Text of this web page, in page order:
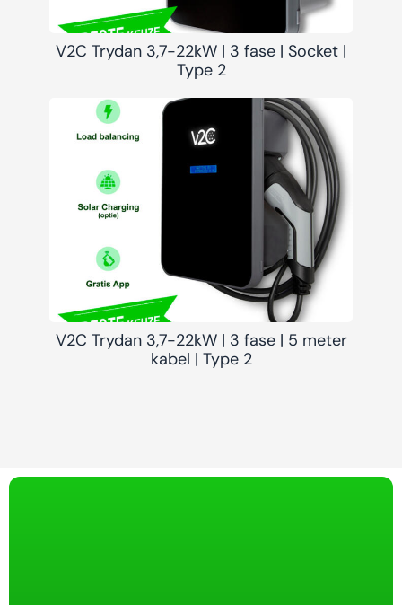
V2C Trydan 3,7-22kW | 3 fase | Socket |
Type 2
V2C Trydan 3,7-22kW | 3 fase | 5 meter
kabel | Type 2